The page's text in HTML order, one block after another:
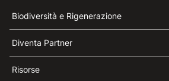
Biodiversità e Rigenerazione
Diventa Partner
Risorse